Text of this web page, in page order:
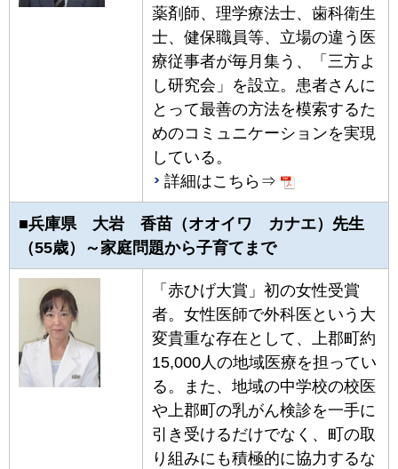
薬剤師、理学療法士、歯科衛生
士、健保職員等、立場の違う医
療従事者が毎月集う、「三方よ
し研究会」を設立。患者さんに
とって最善の方法を模索するた
めのコミュニケーションを実現
している。
詳細はこちら⇒
■兵庫県 大岩 香苗（オオイワ カナエ）先生
（55歳）～家庭問題から子育てまで
「赤ひげ大賞」初の女性受賞
者。女性医師で外科医という大
変貴重な存在として、上郡町約
15,000人の地域医療を担ってい
る。また、地域の中学校の校医
や上郡町の乳がん検診を一手に
引き受けるだけでなく、町の取
り組みにも積極的に協力するな